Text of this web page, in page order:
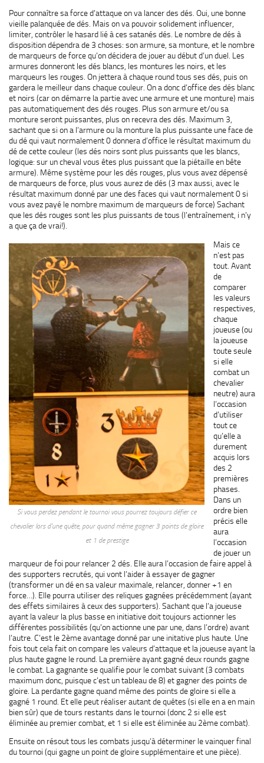
Pour connaître sa force d’attaque on va lancer des dés. Oui, une bonne
vieille palanquée de dés. Mais on va pouvoir solidement influencer,
limiter, contrôler le hasard lié à ces satanés dés. Le nombre de dés à
disposition dépendra de 3 choses: son armure, sa monture, et le nombre
de marqueurs de force qu’on décidera de jouer au début d’un duel. Les
armures donneront les dés blancs, les montures les noirs, et les
marqueurs les rouges. On jettera à chaque round tous ses dés, puis on
gardera le meilleur dans chaque couleur. On a donc d’office des dés blanc
et noirs (car on démarre la partie avec une armure et une monture) mais
pas automatiquement des dés rouges. Plus son armure et/ou sa
monture seront puissantes, plus on recevra des dés. Maximum 3,
sachant que si on a l’armure ou la monture la plus puissante une face de
du dé qui vaut normalement 0 donnera d’office le résultat maximum du
dé de cette couleur (les dés noirs sont plus puissants que les blancs,
logique: sur un cheval vous êtes plus puissant que la piétaille en bête
armure). Même système pour les dés rouges, plus vous avez dépensé
de marqueurs de force, plus vous aurez de dés (3 max aussi, avec le
résultat maximum donné par une des faces qui vaut normalement 0 si
vous avez payé le nombre maximum de marqueurs de force) Sachant
que les dés rouges sont les plus puissants de tous (l’entraînement, i n’y
a que ça de vrai!).
Si vous perdez pendant le tournoi vous pourrez toujours défier ce
chevalier lors d’une quête, pour quand même gagner 3 points de gloire
et 1 de prestige
Mais ce
n’est pas
tout. Avant
de
comparer
les valeurs
respectives,
chaque
joueuse (ou
la joueuse
toute seule
si elle
combat un
chevalier
neutre) aura
l’occasion
d’utiliser
tout ce
qu’elle a
durement
acquis lors
des 2
premières
phases.
Dans un
ordre bien
précis elle
aura
l’occasion
de jouer un
marqueur de foi pour relancer 2 dés. Elle aura l’occasion de faire appel à
des supporters recrutés, qui vont l’aider à essayer de gagner
(transformer un dé en sa valeur maximale, relancer, donner +1 en
force…). Elle pourra utiliser des reliques gagnées précédemment (ayant
des effets similaires à ceux des supporters). Sachant que l’a joueuse
ayant la valeur la plus basse en initiative doit toujours actionner les
différentes possibilités (qu’on actionne une par une, dans l’ordre) avant
l’autre. C’est le 2ème avantage donné par une initative plus haute. Une
fois tout cela fait on compare les valeurs d’attaque et la joueuse ayant la
plus haute gagne le round. La première ayant gagné deux rounds gagne
le combat. La gagnante se qualifie pour le combat suivant (3 combats
maximum donc, puisque c’est un tableau de 8) et gagner des points de
gloire. La perdante gagne quand même des points de gloire si elle a
gagné 1 round. Et elle peut réaliser autant de quêtes (si elle en a en main
bien sûr) que de tours restants dans le tournoi (donc 2 si elle est
éliminée au premier combat, et 1 si elle est éliminée au 2ème combat).
Ensuite on résout tous les combats jusqu’à déterminer le vainquer final
du tournoi (qui gagne un point de gloire supplémentaire et une pièce).